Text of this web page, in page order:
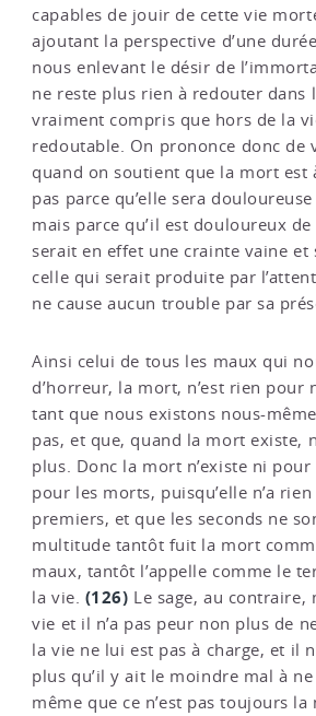
capables de jouir de cette vie
ajoutant la perspective d’une
nous enlevant le désir de
ne reste plus rien à redouter dans
vraiment compris que hors de la
redoutable. On prononce donc de
quand on soutient que la mort est
pas parce qu’elle sera
mais parce qu’il est douloureux de
serait en effet une crainte vaine et
celle qui serait produite par
ne cause aucun trouble par sa
Ainsi celui de tous les maux qui
d’horreur, la mort, n’est rien pour
tant que nous existons nous-
pas, et que, quand la mort existe,
plus. Donc la mort n’existe ni
pour les morts, puisqu’elle n’a
premiers, et que les seconds ne
multitude tantôt fuit la mort
maux, tantôt l’appelle comme le
la vie. (126) Le sage, au contraire,
vie et il n’a pas peur non plus de
la vie ne lui est pas à charge, et il
plus qu’il y ait le moindre mal à
même que ce n’est pas toujours